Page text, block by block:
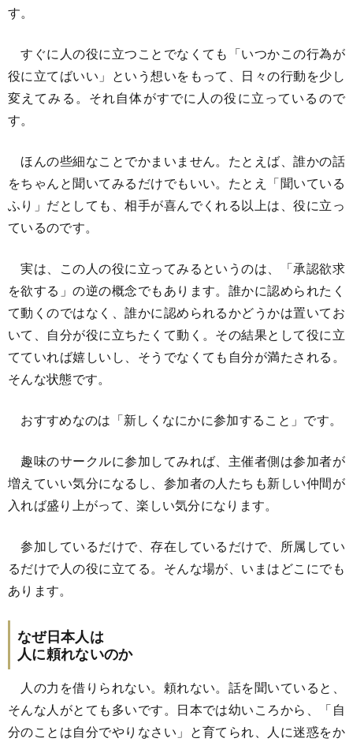
す。
すぐに人の役に立つことでなくても「いつかこの行為が
役に立てばいい」という想いをもって、日々の行動を少し
変えてみる。それ自体がすでに人の役に立っているので
す。
ほんの些細なことでかまいません。たとえば、誰かの話
をちゃんと聞いてみるだけでもいい。たとえ「聞いている
ふり」だとしても、相手が喜んでくれる以上は、役に立っ
ているのです。
実は、この人の役に立ってみるというのは、「承認欲求
を欲する」の逆の概念でもあります。誰かに認められたく
て動くのではなく、誰かに認められるかどうかは置いてお
いて、自分が役に立ちたくて動く。その結果として役に立
てていれば嬉しいし、そうでなくても自分が満たされる。
そんな状態です。
おすすめなのは「新しくなにかに参加すること」です。
趣味のサークルに参加してみれば、主催者側は参加者が
増えていい気分になるし、参加者の人たちも新しい仲間が
入れば盛り上がって、楽しい気分になります。
参加しているだけで、存在しているだけで、所属してい
るだけで人の役に立てる。そんな場が、いまはどこにでも
あります。
なぜ日本人は
人に頼れないのか
人の力を借りられない。頼れない。話を聞いていると、
そんな人がとても多いです。日本では幼いころから、「自
分のことは自分でやりなさい」と育てられ、人に迷惑をか